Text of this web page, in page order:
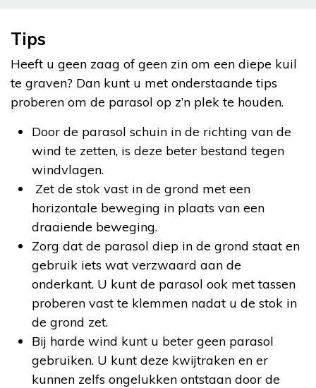
Tips
Heeft u geen zaag of geen zin om een diepe kuil
te graven? Dan kunt u met onderstaande tips
proberen om de parasol op z’n plek te houden.
Door de parasol schuin in de richting van de
wind te zetten, is deze beter bestand tegen
windvlagen.
Zet de stok vast in de grond met een
horizontale beweging in plaats van een
draaiende beweging.
Zorg dat de parasol diep in de grond staat en
gebruik iets wat verzwaard aan de
onderkant. U kunt de parasol ook met tassen
proberen vast te klemmen nadat u de stok in
de grond zet.
Bij harde wind kunt u beter geen parasol
gebruiken. U kunt deze kwijtraken en er
kunnen zelfs ongelukken ontstaan door de